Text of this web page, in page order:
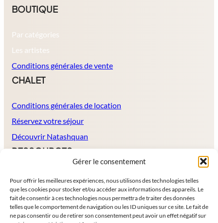
Gérer le consentement
Pour offrir les meilleures expériences, nous utilisons des technologies telles
que les cookies pour stocker et/ou accéder aux informations des appareils. Le
fait de consentir à ces technologies nous permettra de traiter des données
telles que le comportement de navigation ou les ID uniques sur ce site. Le fait de
ne pas consentir ou de retirer son consentement peut avoir un effet négatif sur
BOUTIQUE
Par catégories
Les artistes
Conditions générales de vente
CHALET
Conditions générales de location
Réservez votre séjour
Découvrir Natashquan
RESSOURCES
À propos
Politique de protection de données
Mentions légales